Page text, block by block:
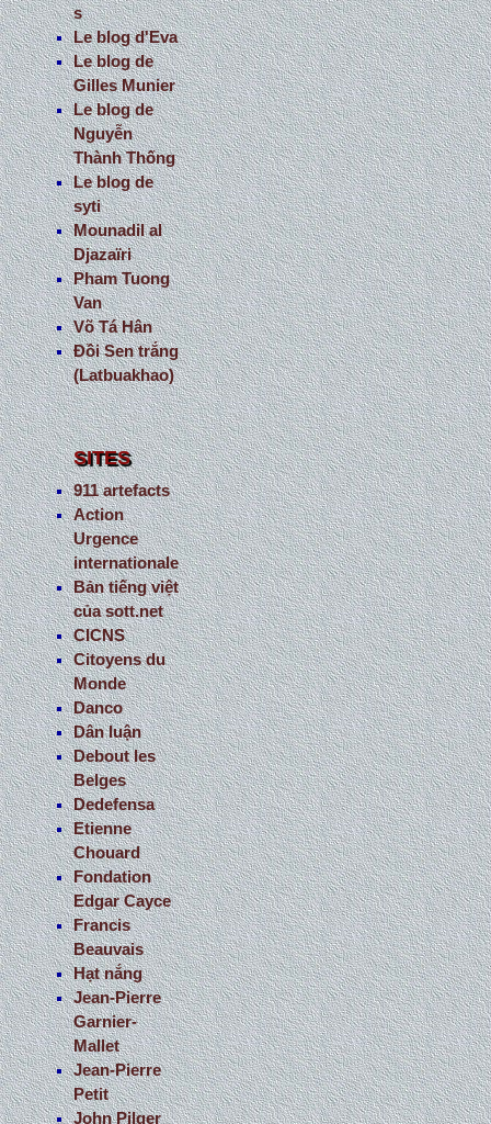
s
Le blog d'Eva
Le blog de
Gilles Munier
Le blog de
Nguyễn
Thành Thống
Le blog de
syti
Mounadil al
Djazaïri
Pham Tuong
Van
Võ Tá Hân
Đồi Sen trắng
(Latbuakhao)
SITES
911 artefacts
Action
Urgence
internationale
Bản tiếng việt
của sott.net
CICNS
Citoyens du
Monde
Danco
Dân luận
Debout les
Belges
Dedefensa
Etienne
Chouard
Fondation
Edgar Cayce
Francis
Beauvais
Hạt nắng
Jean-Pierre
Garnier-
Mallet
Jean-Pierre
Petit
John Pilger